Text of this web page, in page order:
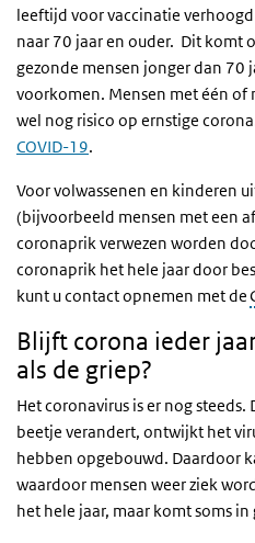
leeftijd voor vaccinatie
naar 70 jaar en ouder. Dit komt
gezonde mensen jonger dan 70
voorkomen. Mensen met één of
wel nog risico op ernstige
COVID-19.
Voor volwassenen en kinderen
(bijvoorbeeld mensen met een
coronaprik verwezen worden
coronaprik het hele jaar door
kunt u contact opnemen met de
Blijft corona ieder
als de griep?
Het coronavirus is er nog
beetje verandert, ontwijkt het
hebben opgebouwd. Daardoor
waardoor mensen weer ziek
het hele jaar, maar komt soms in